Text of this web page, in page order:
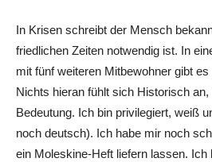
In Krisen schreibt der Mensch
friedlichen Zeiten notwendig ist. In
mit fünf weiteren Mitbewohner gibt
Nichts hieran fühlt sich Historisch
Bedeutung. Ich bin privilegiert, weiß
noch deutsch). Ich habe mir noch
ein Moleskine-Heft liefern lassen.